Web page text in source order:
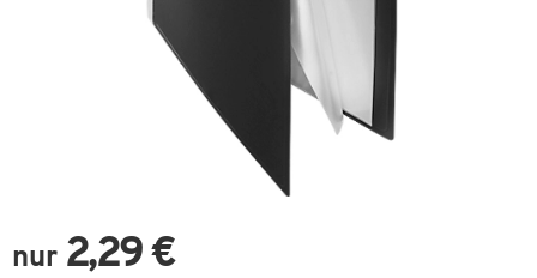
nur 2,29 €